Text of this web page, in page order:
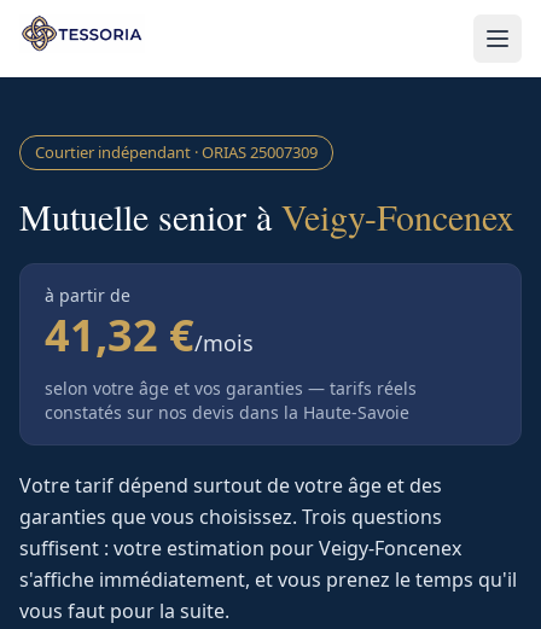
Aller au contenu principal
Courtier indépendant · ORIAS25007309
Mutuelle senior àVeigy-Foncenex
à partir de
41,32 €/mois
selon votre âge et vos garanties — tarifs réels
constatés sur nos devis dans la Haute-Savoie
Votre tarif dépend surtout de votre âge et des
garanties que vous choisissez. Trois questions
suffisent : votre estimation pourVeigy-Foncenex
s'affiche immédiatement, et vous prenez le temps qu'il
vous faut pour la suite.